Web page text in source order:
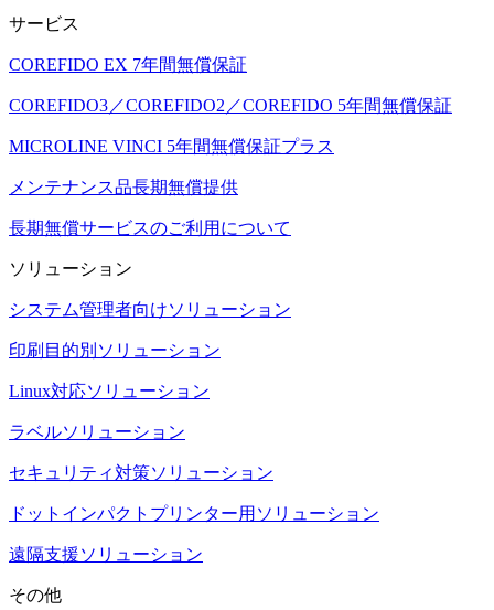
サービス
COREFIDO EX 7年間無償保証
COREFIDO3／COREFIDO2／COREFIDO 5年間無償保証
MICROLINE VINCI 5年間無償保証プラス
メンテナンス品長期無償提供
長期無償サービスのご利用について
ソリューション
システム管理者向けソリューション
印刷目的別ソリューション
Linux対応ソリューション
ラベルソリューション
セキュリティ対策ソリューション
ドットインパクトプリンター用ソリューション
遠隔支援ソリューション
その他